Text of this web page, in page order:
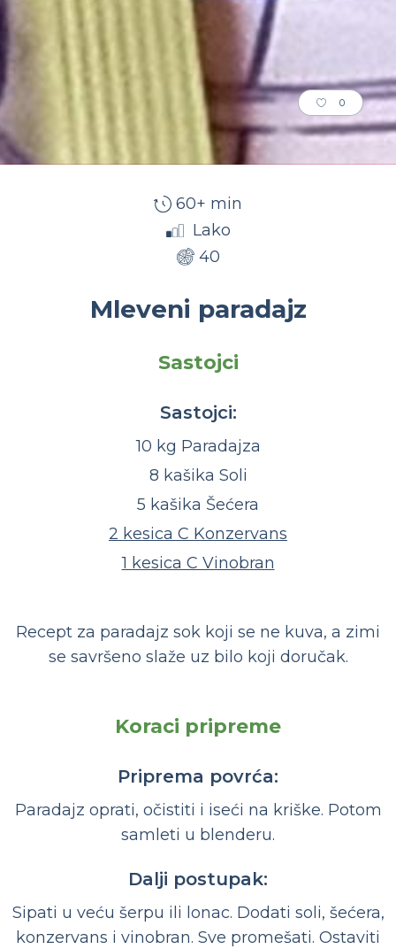
0
60+ min
Lako
40
Mleveni paradajz
Sastojci
Sastojci:
10 kg Paradajza
8 kašika Soli
5 kašika Šećera
2 kesica C Konzervans
1 kesica C Vinobran
Recept za paradajz sok koji se ne kuva, a zimi
se savršeno slaže uz bilo koji doručak.
Koraci pripreme
Priprema povrća:
Paradajz oprati, očistiti i iseći na kriške. Potom
samleti u blenderu.
Dalji postupak:
Sipati u veću šerpu ili lonac. Dodati soli, šećera,
konzervans i vinobran. Sve promešati. Ostaviti